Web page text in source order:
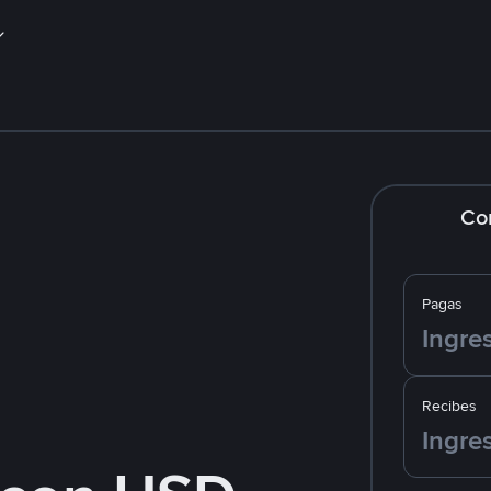
Pagas
Recibes